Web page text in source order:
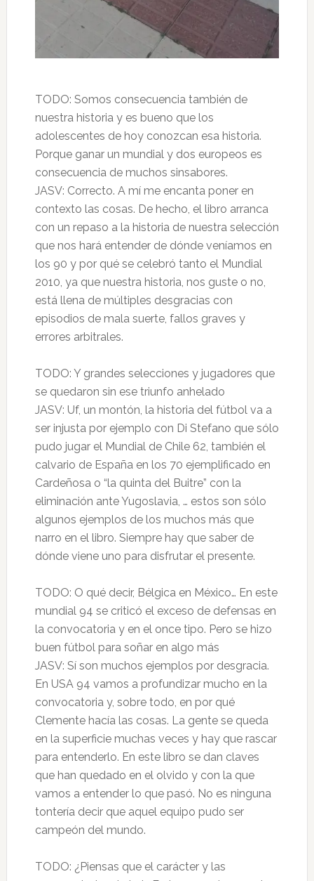
TODO: Somos consecuencia también de
nuestra historia y es bueno que los
adolescentes de hoy conozcan esa historia.
Porque ganar un mundial y dos europeos es
consecuencia de muchos sinsabores.
JASV: Correcto. A mí me encanta poner en
contexto las cosas. De hecho, el libro arranca
con un repaso a la historia de nuestra selección
que nos hará entender de dónde veníamos en
los 90 y por qué se celebró tanto el Mundial
2010, ya que nuestra historia, nos guste o no,
está llena de múltiples desgracias con
episodios de mala suerte, fallos graves y
errores arbitrales.
TODO: Y grandes selecciones y jugadores que
se quedaron sin ese triunfo anhelado
JASV: Uf, un montón, la historia del fútbol va a
ser injusta por ejemplo con Di Stefano que sólo
pudo jugar el Mundial de Chile 62, también el
calvario de España en los 70 ejemplificado en
Cardeñosa o “la quinta del Buitre” con la
eliminación ante Yugoslavia, … estos son sólo
algunos ejemplos de los muchos más que
narro en el libro. Siempre hay que saber de
dónde viene uno para disfrutar el presente.
TODO: O qué decir, Bélgica en México… En este
mundial 94 se criticó el exceso de defensas en
la convocatoria y en el once tipo. Pero se hizo
buen fútbol para soñar en algo más
JASV: Sí son muchos ejemplos por desgracia.
En USA 94 vamos a profundizar mucho en la
convocatoria y, sobre todo, en por qué
Clemente hacía las cosas. La gente se queda
en la superficie muchas veces y hay que rascar
para entenderlo. En este libro se dan claves
que han quedado en el olvido y con la que
vamos a entender lo que pasó. No es ninguna
tontería decir que aquel equipo pudo ser
campeón del mundo.
TODO: ¿Piensas que el carácter y las